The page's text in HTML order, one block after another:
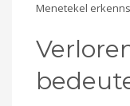
Menetekel